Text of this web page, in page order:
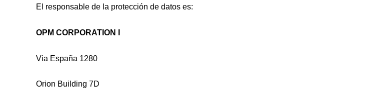
El responsable de la protección de datos es:
OPM CORPORATION I
Via España 1280
Orion Building 7D